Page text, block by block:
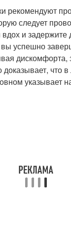
рекомендуют
следует
вдох и
успешно
дискомфорта,
доказывает, что в
указывает